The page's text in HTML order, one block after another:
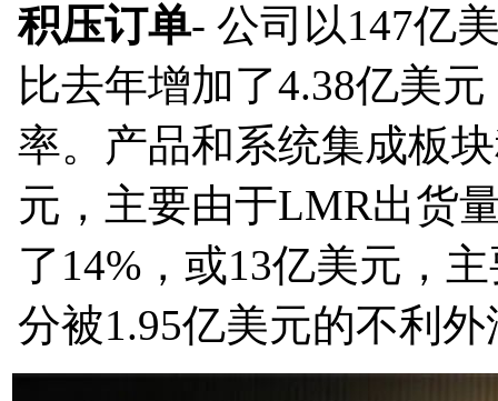
积压订单- 公司以147亿
比去年增加了4.38亿美
率。产品和系统集成板
元，主要由于LMR出货
了14%，或13亿美元，
分被1.95亿美元的不利